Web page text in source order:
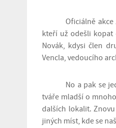
Oficiálně
kteří už odešli kopat
Novák, kdysi člen
Vencla, vedoucího
No a pak se
tváře mladší o
dalších lokalit.
jiných míst, kde se